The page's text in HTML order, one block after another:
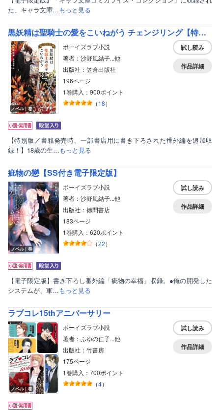
た、キャラ文庫…もっと見る
黒妖精は聖騎士の愛をこいねがう チェンジリング【特別版】（イラスト付き）
ノベル｜巻
ボーイズラブ小説
著者：沙野風結子...他
出版社：笠倉出版社
196ページ
1巻購入：900ポイント
（18）
試し読み
作品詳細
【特別版／書籍発売時、一部書店用に書き下ろされた番外編を追加収
録！】18歳の生…もっと見る
疵物の戀【SS付き電子限定版】
ノベル｜巻
ボーイズラブ小説
著者：沙野風結子...他
出版社：徳間書店
183ページ
1巻購入：620ポイント
（22）
試し読み
作品詳細
【電子限定版】書き下ろし番外編「疵物の幸福」収録。●俺の開発した
システムが、軍…もっと見る
ラブコレ15thアニバーサリー
ノベル｜巻
ボーイズラブ小説
著者：ふゆの仁子...他
出版社：竹書房
175ページ
1巻購入：700ポイント
（4）
試し読み
作品詳細